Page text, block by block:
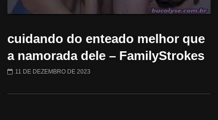
cuidando do enteado melhor que
a namorada dele – FamilyStrokes
11 DE DEZEMBRO DE 2023